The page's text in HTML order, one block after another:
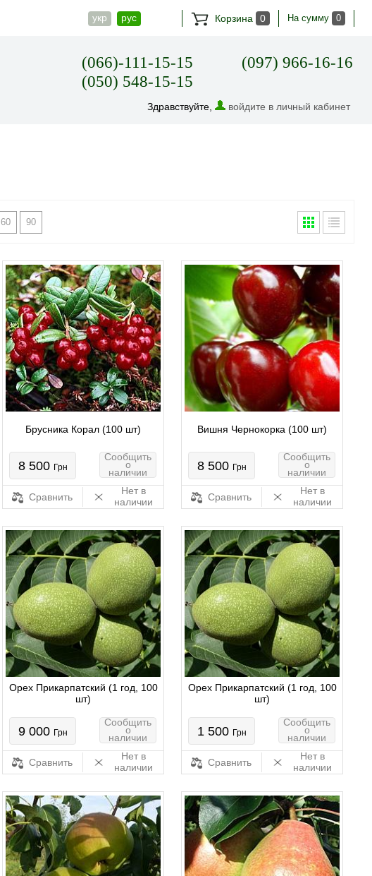
укр рус Корзина 0 На сумму 0
(066)-111-15-15
(050) 548-15-15
(097) 966-16-16
Здравствуйте, войдите в личный кабинет
60 90
Брусника Корал (100 шт)
8 500 Грн
Сообщить
о
наличии
Сравнить
Нет в
наличии
Вишня Чернокорка (100 шт)
8 500 Грн
Сообщить
о
наличии
Сравнить
Нет в
наличии
Орех Прикарпатский (1 год, 100
шт)
9 000 Грн
Сообщить
о
наличии
Сравнить
Нет в
наличии
Орех Прикарпатский (1 год, 100
шт)
1 500 Грн
Сообщить
о
наличии
Сравнить
Нет в
наличии